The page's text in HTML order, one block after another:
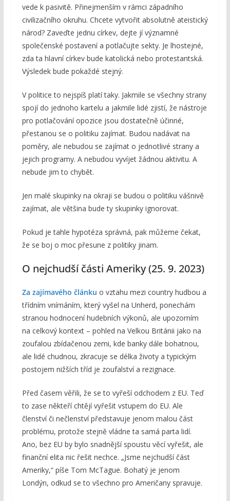
vede k pasivitě. Přinejmenším v rámci západního
civilizačního okruhu. Chcete vytvořit absolutně ateistický
národ? Zaveďte jednu církev, dejte jí významné
společenské postavení a potlačujte sekty. Je lhostejné,
zda ta hlavní církev bude katolická nebo protestantská.
Výsledek bude pokaždé stejný.
V politice to nejspíš platí taky. Jakmile se všechny strany
spojí do jednoho kartelu a jakmile lidé zjistí, že nástroje
pro potlačování opozice jsou dostatečně účinné,
přestanou se o politiku zajímat. Budou nadávat na
poměry, ale nebudou se zajímat o jednotlivé strany a
jejich programy. A nebudou vyvíjet žádnou aktivitu. A
nebude jim to chybět.
Jen malé skupinky na okraji se budou o politiku vášnivě
zajímat, ale většina bude ty skupinky ignorovat.
Pokud je tahle hypotéza správná, pak můžeme čekat,
že se boj o moc přesune z politiky jinam.
O nejchudší části Ameriky (25. 9. 2023)
Za zajímavého článku o vztahu mezi country hudbou a
třídním vnímáním, který vyšel na Unherd, ponechám
stranou hodnocení hudebních výkonů, ale upozorním
na celkový kontext – pohled na Velkou Británii jako na
zoufalou zbídačenou zemi, kde banky dále bohatnou,
ale lidé chudnou, zkracuje se délka životy a typickým
postojem nižších tříd je zoufalství a rezignace.
Před časem věřili, že se to vyřeší odchodem z EU. Teď
to zase někteří chtějí vyřešit vstupem do EU. Ale
členství či nečlenství představuje jenom malou část
problému, protože stejně vládne ta samá parta lidí.
Ano, bez EU by bylo snadnější spoustu věcí vyřešit, ale
finanční elita nic řešit nechce. „Jsme nejchudší část
Ameriky,“ píše Tom McTague. Bohatý je jenom
Londýn, odkud se to všechno pro Američany spravuje.